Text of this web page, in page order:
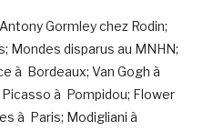
Gormley chez Rodin;
Mondes disparus au MNHN;
à Bordeaux; Van Gogh à
à Pompidou; Flower
à Paris; Modigliani à